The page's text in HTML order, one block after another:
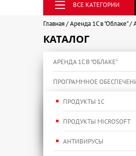
ВСЕ КАТЕГОРИИ
Главная Аренда 1С в "Облаке"
КАТАЛОГ
АРЕНДА 1С В "ОБЛАКЕ"
ПРОГРАММНОЕ
ПРОДУКТЫ 1С
ПРОДУКТЫ MICROSOFT
АНТИВИРУСЫ